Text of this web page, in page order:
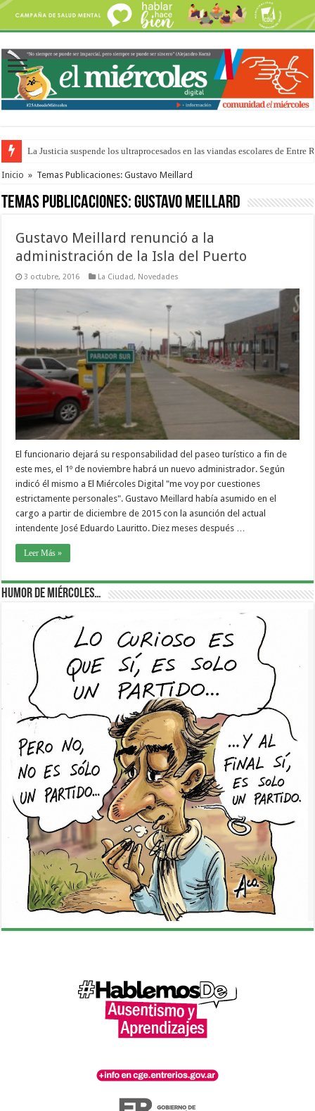
La Justicia suspende los ultraprocesados en las viandas escolares de Entre
Se presentará la obra “La Runfla de los Macanos”
Inicio » Temas Publicaciones: Gustavo Meillard
Temas Publicaciones:Gustavo Meillard
Gustavo Meillard renunció a la
administración de la Isla del Puerto
3 octubre, 2016 La Ciudad, Novedades
El funcionario dejará su responsabilidad del paseo turístico a fin de
este mes, el 1º de noviembre habrá un nuevo administrador. Según
indicó él mismo a El Miércoles Digital "me voy por cuestiones
estrictamente personales". Gustavo Meillard había asumido en el
cargo a partir de diciembre de 2015 con la asunción del actual
intendente José Eduardo Lauritto. Diez meses después …
Leer Más »
Humor de Miércoles…